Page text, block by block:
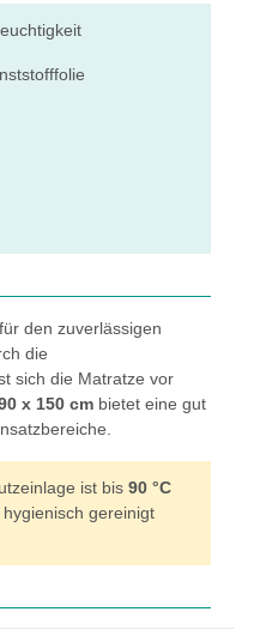
den zuverlässigen
die
sich die Matratze vor
x 150 cm bietet eine gut
ist bis 90 °C
gereinigt